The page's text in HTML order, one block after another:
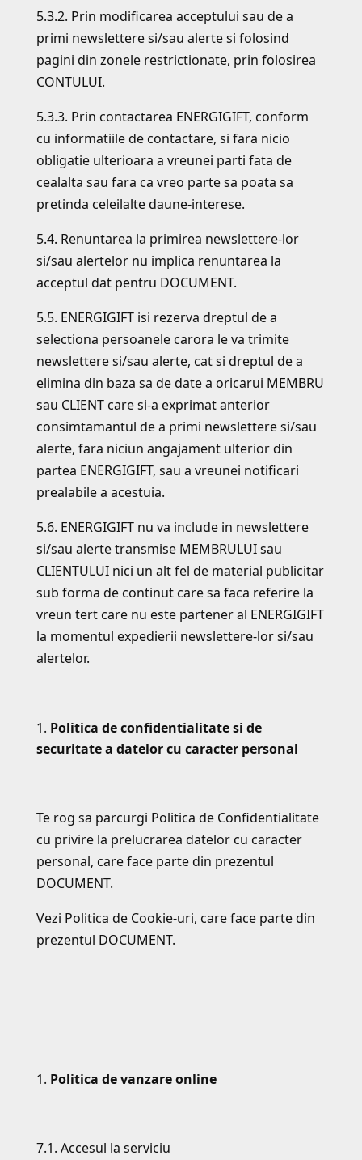
5.3.2. Prin modificarea acceptului sau de a
primi newslettere si/sau alerte si folosind
pagini din zonele restrictionate, prin folosirea
CONTULUI.
5.3.3. Prin contactarea ENERGIGIFT, conform
cu informatiile de contactare, si fara nicio
obligatie ulterioara a vreunei parti fata de
cealalta sau fara ca vreo parte sa poata sa
pretinda celeilalte daune-interese.
5.4. Renuntarea la primirea newslettere-lor
si/sau alertelor nu implica renuntarea la
acceptul dat pentru DOCUMENT.
5.5. ENERGIGIFT isi rezerva dreptul de a
selectiona persoanele carora le va trimite
newslettere si/sau alerte, cat si dreptul de a
elimina din baza sa de date a oricarui MEMBRU
sau CLIENT care si-a exprimat anterior
consimtamantul de a primi newslettere si/sau
alerte, fara niciun angajament ulterior din
partea ENERGIGIFT, sau a vreunei notificari
prealabile a acestuia.
5.6. ENERGIGIFT nu va include in newslettere
si/sau alerte transmise MEMBRULUI sau
CLIENTULUI nici un alt fel de material publicitar
sub forma de continut care sa faca referire la
vreun tert care nu este partener al ENERGIGIFT
la momentul expedierii newslettere-lor si/sau
alertelor.
Politica de confidentialitate si de
securitate a datelor cu caracter personal
Te rog sa parcurgi Politica de Confidentialitate
cu privire la prelucrarea datelor cu caracter
personal, care face parte din prezentul
DOCUMENT.
Vezi Politica de Cookie-uri, care face parte din
prezentul DOCUMENT.
Politica de vanzare online
7.1. Accesul la serviciu